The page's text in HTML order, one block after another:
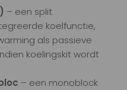
– een split
koelfunctie,
als passieve
koelingskit wordt
– een monoblock